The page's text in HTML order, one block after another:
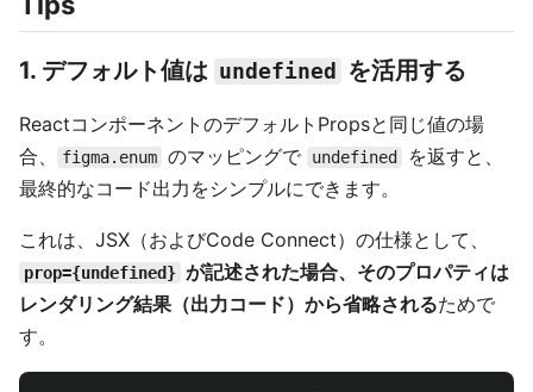
1. デフォルト値は undefined を活用する
ReactコンポーネントのデフォルトPropsと同じ値の場
合、
figma.enum のマッピングで undefined
を返すと、
最終的なコード出力をシンプルにできます。
これは、JSX（およびCode Connect）の仕様として、
prop={undefined} が記述された場合、そのプロパティは
レンダリング結果（出力コード）から省略されるためで
す。